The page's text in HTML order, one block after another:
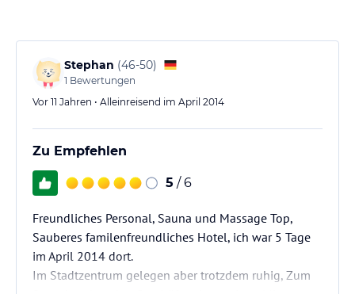
Stephan (46-50)
1 Bewertungen
Vor 11 Jahren • Alleinreisend im April 2014
Zu Empfehlen
5 / 6
Freundliches Personal, Sauna und Massage Top,
Sauberes familenfreundliches Hotel, ich war 5 Tage
im April 2014 dort.
Im Stadtzentrum gelegen aber trotzdem ruhig, Zum